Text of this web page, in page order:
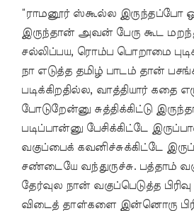
“ராமனூர் ஸ்கூல்ல இருந்தப்போ
இருந்தான் அவன் பேரு கூட
சல்லிப்பய, ரொம்ப பொறாமை
நா எடுத்த தமிழ் பாடம் தான்
படிக்கிறதில்ல, வாத்தியார் கதை
போடுறேன்னு சுத்திக்கிட்டு
படிப்பான்னு பேசிக்கிட்டே
வகுப்பைக் கவனிச்சுக்கிட்டே
சண்டையே வந்துருச்சு. பத்தாம்
தேர்வுல நான் வகுப்பெடுத்த
விடைத் தாள்களை இன்னொரு